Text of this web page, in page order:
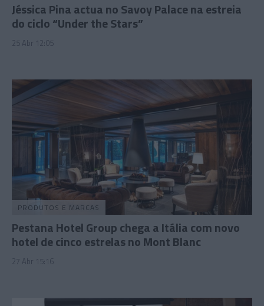
Jéssica Pina actua no Savoy Palace na estreia
do ciclo “Under the Stars”
25 Abr 12:05
PRODUTOS E MARCAS
Pestana Hotel Group chega a Itália com novo
hotel de cinco estrelas no Mont Blanc
27 Abr 15:16